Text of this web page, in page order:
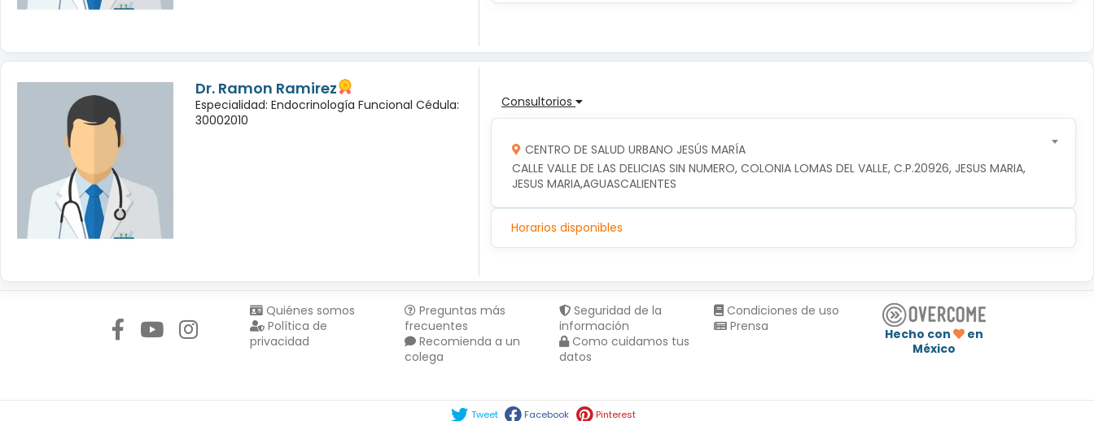
Dr. Ramon Ramirez
Especialidad: Endocrinología Funcional Cédula:
30002010
Consultorios
CENTRO DE SALUD URBANO JESÚS MARÍA
CALLE VALLE DE LAS DELICIAS SIN NUMERO, COLONIA LOMAS DEL VALLE, C.P.20926, JESUS MARIA,
JESUS MARIA,AGUASCALIENTES
Horarios disponibles
Quiénes somos
Política de
privacidad
Preguntas más
frecuentes
Recomienda a un
colega
Seguridad de la
información
Como cuidamos tus
datos
Condiciones de uso
Prensa
Hecho con
en
México
Tweet Facebook Pinterest